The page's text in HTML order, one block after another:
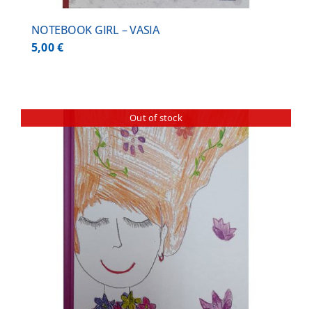
NOTEBOOK GIRL – VASIA
5,00€
Out of stock